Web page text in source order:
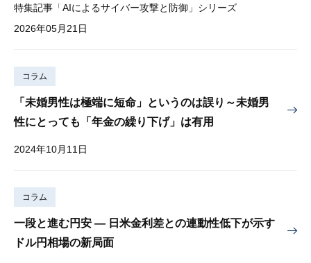
特集記事「AIによるサイバー攻撃と防御」シリーズ
2026年05月21日
コラム
「未婚男性は極端に短命」というのは誤り～未婚男
性にとっても「年金の繰り下げ」は有用
2024年10月11日
コラム
一段と進む円安 — 日米金利差との連動性低下が示す
ドル円相場の新局面